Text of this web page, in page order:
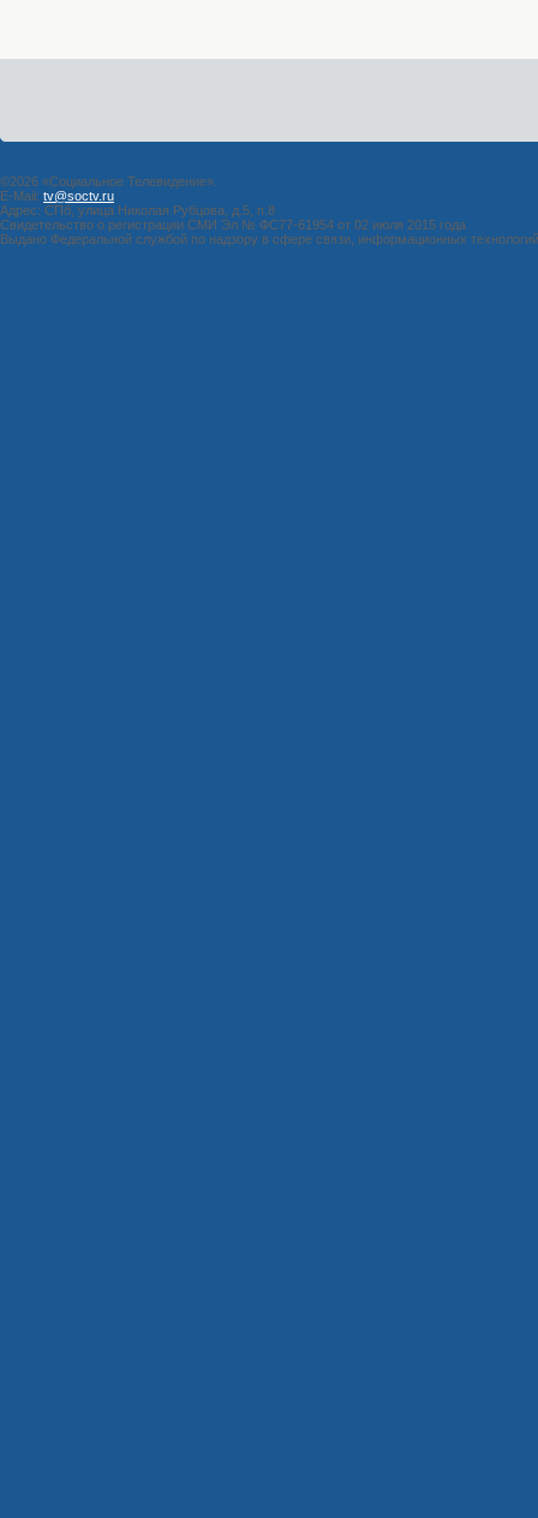
©2026 «Социальное Телевидение».
E-Mail: tv@soctv.ru
Адрес: СПб, улица Николая Рубцова, д.5, п.8
Свидетельство о регистрации СМИ Эл № ФС77-61954 от 02 июля 2015 года
Выдано Федеральной службой по надзору в сфере связи, информационных